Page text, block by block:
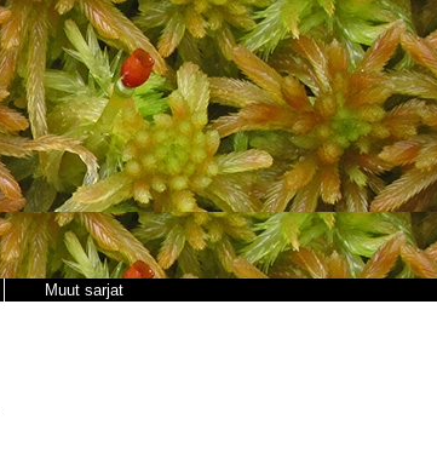
Muut sarjat